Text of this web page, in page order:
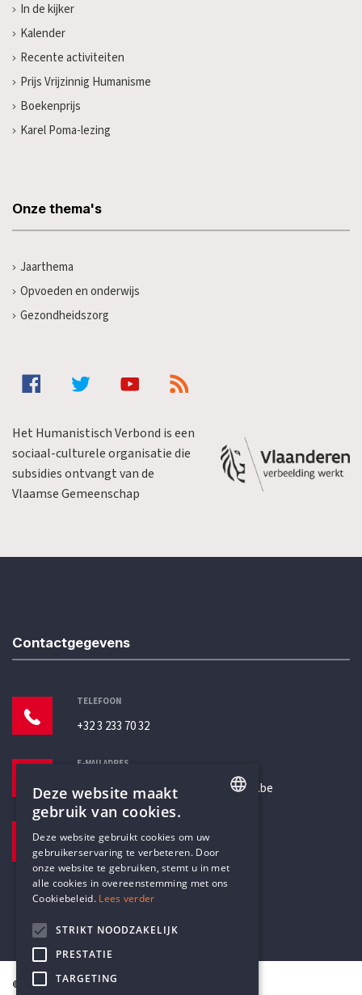
In de kijker
Kalender
Recente activiteiten
Prijs Vrijzinnig Humanisme
Boekenprijs
Karel Poma-lezing
Onze thema's
Jaarthema
Opvoeden en onderwijs
Gezondheidszorg
Het Humanistisch Verbond is een
sociaal-culturele organisatie die
subsidies ontvangt van de
Vlaamse Gemeenschap
Contactgegevens
TELEFOON
+32 3 233 70 32
E-MAILADRES
secretariaat@humanistischverbond.be
Pottenbrug 4
Antwerpen, 2000
© Humanistisch Verbond 2026
DUTCH
Deze website maakt
gebruik van cookies.
Deze website gebruikt cookies om uw
gebruikerservaring te verbeteren. Door
onze website te gebruiken, stemt u in met
alle cookies in overeenstemming met ons
Cookiebeleid. Lees verder
STRIKT NOODZAKELIJK
PRESTATIE
TARGETING